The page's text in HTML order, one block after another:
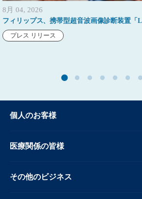
8月 04, 2026
フィリップス、携帯型超音波画像診断装置「
プレス リリース
個人のお客様
医療関係の皆様
その他のビジネス